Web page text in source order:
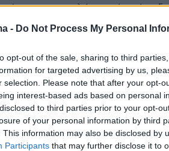
- Do Not Process My Personal
opt-out of the sale, sharing to third
for targeted advertising by us,
selection. Please note that after your opt-
interest-based ads based on personal
to third parties prior to your opt-
of your personal information by third
This information may also be disclosed by
Participants that may further disclose it to
της κολώνας, είχε γίνει
η διαδικασία λόγω ένστασης
Καβάλα:
μητέρα που
και είχε γίνει
297